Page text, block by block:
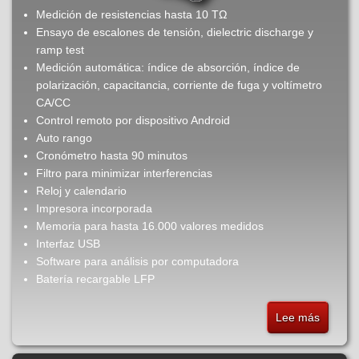
Medición de resistencias hasta 10 TΩ
Ensayo de escalones de tensión, dielectric discharge y
ramp test
Medición automática: índice de absorción, índice de
polarización, capacitancia, corriente de fuga y voltímetro
CA/CC
Control remoto por dispositivo Android
Auto rango
Cronómetro hasta 90 minutos
Filtro para minimizar interferencias
Reloj y calendario
Impresora incorporada
Memoria para hasta 16.000 valores medidos
Interfaz USB
Software para análisis por computadora
Batería recargable LFP
Lee mássobre
-